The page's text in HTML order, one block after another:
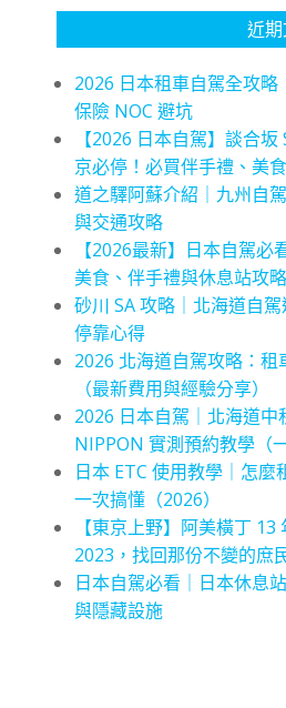
近
2026 日本租車自駕全攻
保險 NOC 避坑
【2026 日本自駕】談合
京必停！必買伴手禮、美
道之驛阿蘇介紹｜九州自
與交通攻略
【2026最新】日本自駕必
美食、伴手禮與休息站攻略
砂川 SA 攻略｜北海道自
停靠心得
2026 北海道自駕攻略：
（最新費用與經驗分享）
2026 日本自駕｜北海道
NIPPON 實測預約教學（
日本 ETC 使用教學｜怎
一次搞懂（2026）
【東京上野】阿美橫丁
2023，找回那份不變的庶
日本自駕必看｜日本休息
與隱藏設施